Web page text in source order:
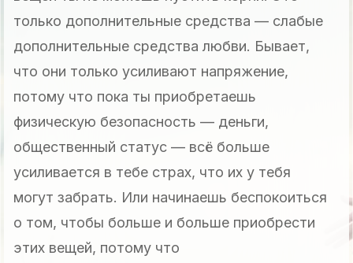
только дополнительные средства — слабые
дополнительные средства любви. Бывает,
что они только усиливают напряжение,
потому что пока ты приобретаешь
физическую безопасность — деньги,
общественный статус — всё больше
усиливается в тебе страх, что их у тебя
могут забрать. Или начинаешь беспокоиться
о том, чтобы больше и больше приобрести
этих вещей, потому что